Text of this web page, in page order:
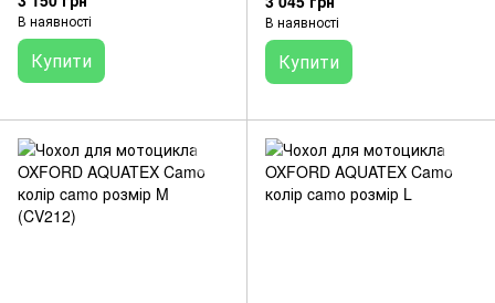
(Універсальні)
В наявності
Купити
В наявності
Купити